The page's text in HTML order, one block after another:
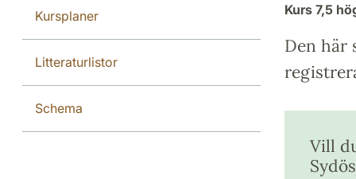
Kursplaner
Litteraturlistor
Schema
Kurs 7,5
Den här
Vill